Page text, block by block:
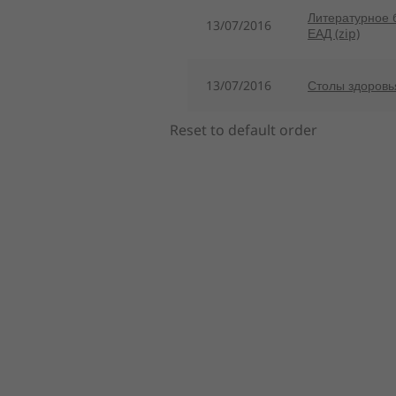
13/07/2016
Литературное
ЕАД (zip)
13/07/2016 Столы
Reset to default order